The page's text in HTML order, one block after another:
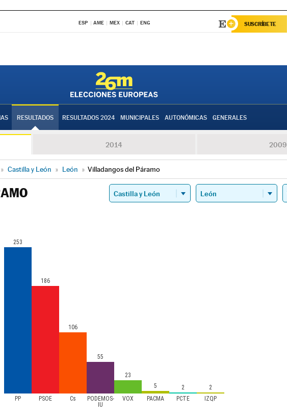
ESP AME MEX CAT ENG SUSCRÍBETE
RESULTADOS RESULTADOS 2024 MUNICIPALES AUTONÓMICAS GENERALES
2014 2009
» Castilla y León » León » Villadangos del Páramo
PP PSOE Cs
PODEMOS-
IU
VOX PACMA PCTE IZQP
253
186
106
55
23
5
2 2